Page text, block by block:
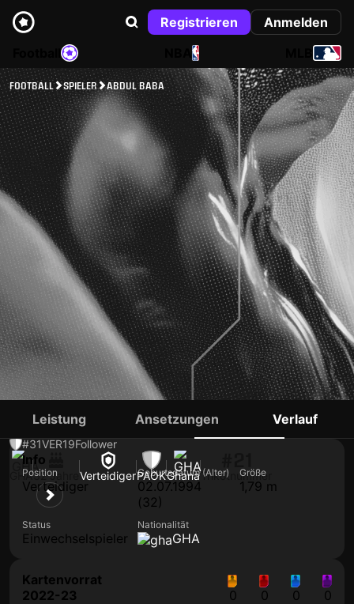
Registrieren
Anmelden
NBA
FOOTBALL SPIELER ABDUL BABA
ABDUL BABA
#31VER19Follower
GHA32 Jahre VerteidigerPAOKGhanaTrikotnummer
Leistung Ansetzungen Verlauf
Info
Position
Verteidiger
Geburtsdatum (Alter)
02.07.1994
(32)
Größe
1,79 m
Status
Einwechselspieler
Nationalität
GHA
Kartenvorrat
2022-23
0 0 0 0